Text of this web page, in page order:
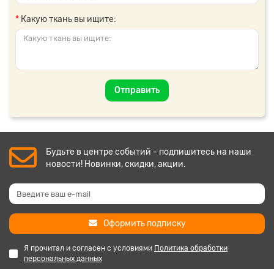
Какую ткань вы ищите:
Отправить
Будьте в центре событий - подпишитесь на наши
новости! Новинки, скидки, акции.
Оформить подписку
Я прочитал и согласен с условиями Политика обработки
персональных данных